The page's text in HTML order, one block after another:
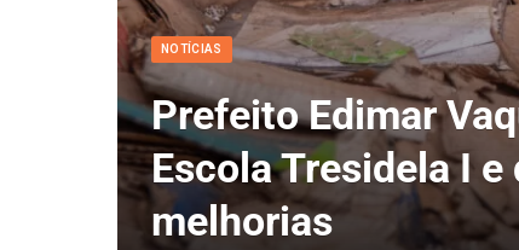
NOTÍCIAS
Prefeito Edimar
Escola Tresidela I
melhorias